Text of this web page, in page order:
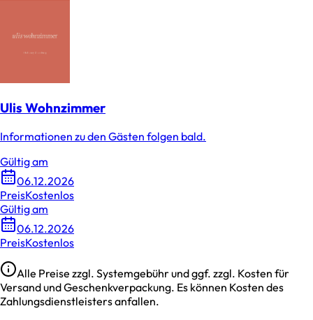
Ulis Wohnzimmer
Informationen zu den Gästen folgen bald.
Gültig am
06.12.2026
PreisKostenlos
Gültig am
06.12.2026
PreisKostenlos
Alle Preise zzgl. Systemgebühr und ggf. zzgl. Kosten für
Versand und Geschenkverpackung. Es können Kosten des
Zahlungsdienstleisters anfallen.